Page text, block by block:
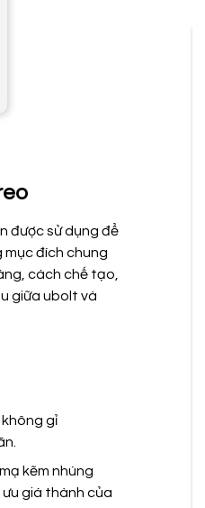
được sử dụng để
mục đích chung
cách chế tạo,
giữa ubolt và
gỉ
kẽm nhúng
giá thành của